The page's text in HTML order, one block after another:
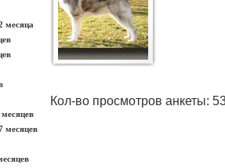
месяца
месяцев
месяцев
Кол-во просмотров анкеты: